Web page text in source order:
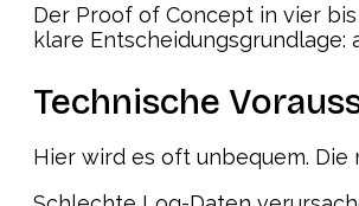
Der Proof of Concept in vier
klare Entscheidungsgrundlage:
Technische
Hier wird es oft unbequem.